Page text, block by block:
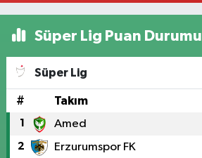
Süper Lig Puan Durumu
Süper Lig
# Takım
1 Amed
2 Erzurumspor FK